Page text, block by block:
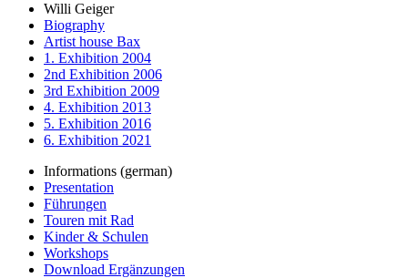
Willi Geiger
Biography
Artist house Bax
1. Exhibition 2004
2nd Exhibition 2006
3rd Exhibition 2009
4. Exhibition 2013
5. Exhibition 2016
6. Exhibition 2021
Informations (german)
Presentation
Führungen
Touren mit Rad
Kinder & Schulen
Workshops
Download Ergänzungen